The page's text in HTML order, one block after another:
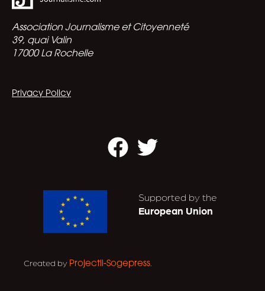
Association Journalisme et Citoyenneté
39, quai Valin
17000 La Rochelle
Privacy Policy
Facebook
Twitter
Supported by the
European Union
Created by Projectil-Sogepress